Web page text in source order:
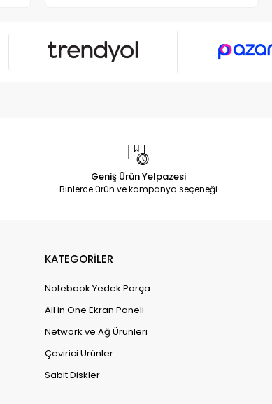
Geniş Ürün Yelpazesi
Binlerce ürün ve kampanya seçeneği
KATEGORİLER
Notebook Yedek Parça
All in One Ekran Paneli
Network ve Ağ Ürünleri
Çevirici Ürünler
Sabit Diskler